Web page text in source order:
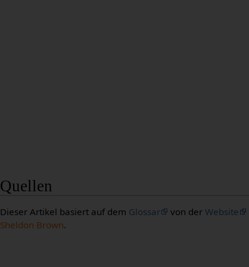
Quellen
Dieser Artikel basiert auf dem Glossar von derWebsite
Sheldon Brown.